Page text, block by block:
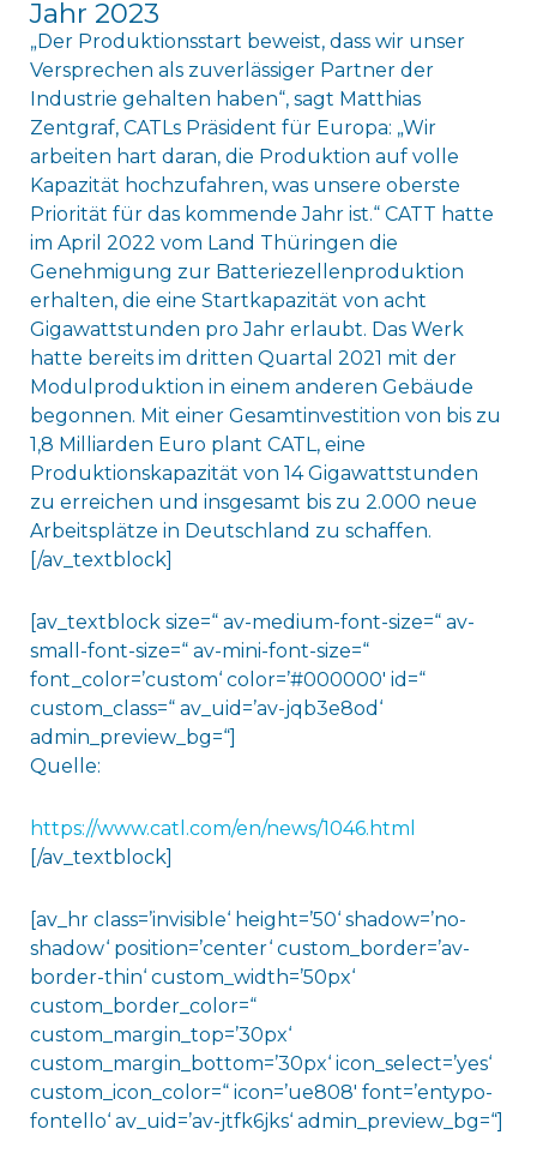
Jahr 2023
„Der Produktionsstart beweist, dass wir unser
Versprechen als zuverlässiger Partner der
Industrie gehalten haben“, sagt Matthias
Zentgraf, CATLs Präsident für Europa: „Wir
arbeiten hart daran, die Produktion auf volle
Kapazität hochzufahren, was unsere oberste
Priorität für das kommende Jahr ist.“ CATT hatte
im April 2022 vom Land Thüringen die
Genehmigung zur Batteriezellenproduktion
erhalten, die eine Startkapazität von acht
Gigawattstunden pro Jahr erlaubt. Das Werk
hatte bereits im dritten Quartal 2021 mit der
Modulproduktion in einem anderen Gebäude
begonnen. Mit einer Gesamtinvestition von bis zu
1,8 Milliarden Euro plant CATL, eine
Produktionskapazität von 14 Gigawattstunden
zu erreichen und insgesamt bis zu 2.000 neue
Arbeitsplätze in Deutschland zu schaffen.
[/av_textblock]
[av_textblock size=“ av-medium-font-size=“ av-
small-font-size=“ av-mini-font-size=“
font_color=’custom‘ color=’#000000′ id=“
custom_class=“ av_uid=’av-jqb3e8od‘
admin_preview_bg=“]
Quelle:
https://www.catl.com/en/news/1046.html
[/av_textblock]
[av_hr class=’invisible‘ height=’50‘ shadow=’no-
shadow‘ position=’center‘ custom_border=’av-
border-thin‘ custom_width=’50px‘
custom_border_color=“
custom_margin_top=’30px‘
custom_margin_bottom=’30px‘ icon_select=’yes‘
custom_icon_color=“ icon=’ue808′ font=’entypo-
fontello‘ av_uid=’av-jtfk6jks‘ admin_preview_bg=“]